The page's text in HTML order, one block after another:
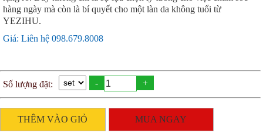
hàng ngày mà còn là bí quyết cho một làn da không tuổi từ
YEZIHU.
Giá: Liên hệ 098.679.8008
Số lượng đặt: - +
THÊM VÀO GIỎ MUA NGAY